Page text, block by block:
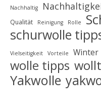
Nachhaltig
Qualität Reinigung Rolle
schurwolle
Vielseitigkeit Vorteile Winter
wolle tipps
Yakwolle